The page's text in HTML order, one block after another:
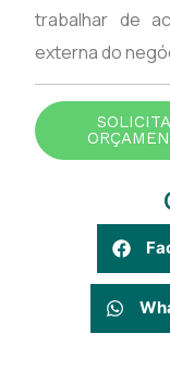
trabalhar de
externa do